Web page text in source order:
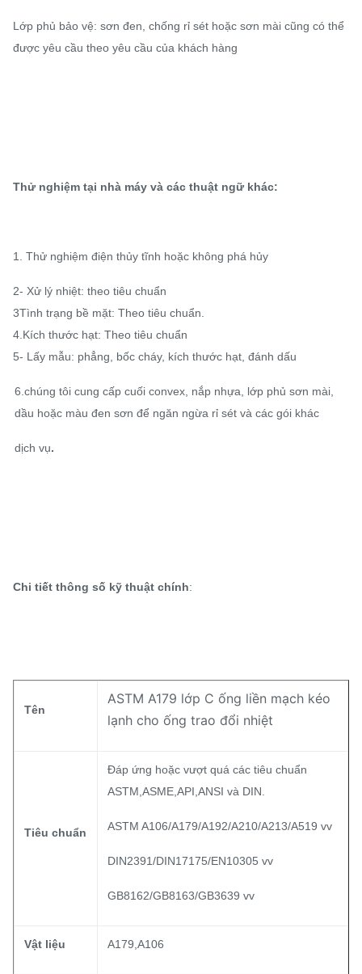
Lớp phủ bảo vệ: sơn đen, chống rỉ sét hoặc sơn mài cũng có thể
được yêu cầu theo yêu cầu của khách hàng
Thử nghiệm tại nhà máy và các thuật ngữ khác:
1. Thử nghiệm điện thủy tĩnh hoặc không phá hủy
2- Xử lý nhiệt: theo tiêu chuẩn
3Tình trạng bề mặt: Theo tiêu chuẩn.
4.Kích thước hạt: Theo tiêu chuẩn
5- Lấy mẫu: phẳng, bốc cháy, kích thước hạt, đánh dấu
6.chúng tôi cung cấp cuối convex, nắp nhựa, lớp phủ sơn mài,
dầu hoặc màu đen sơn để ngăn ngừa rỉ sét và các gói khác
dịch vụ.
Chi tiết thông số kỹ thuật chính:
Tên
ASTM A179 lớp C ống liền mạch kéo
lạnh cho ống trao đổi nhiệt
Tiêu chuẩn
Đáp ứng hoặc vượt quá các tiêu chuẩn
ASTM,ASME,API,ANSI và DIN.
ASTM A106/A179/A192/A210/A213/A519 vv
DIN2391/DIN17175/EN10305 vv
GB8162/GB8163/GB3639 vv
Vật liệu A179,A106